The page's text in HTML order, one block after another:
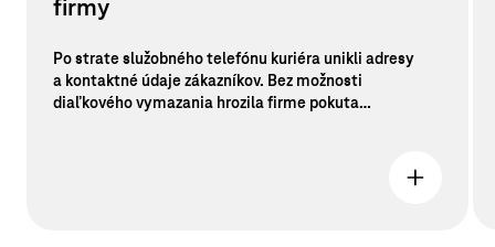
firmy
Po strate služobného telefónu kuriéra unikli adresy
a kontaktné údaje zákazníkov. Bez možnosti
diaľkového vymazania hrozila firme pokuta